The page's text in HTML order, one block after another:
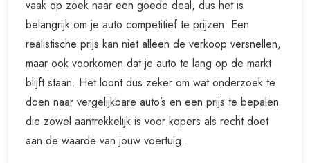
vaak op zoek naar een goede deal, dus het is
belangrijk om je auto competitief te prijzen. Een
realistische prijs kan niet alleen de verkoop versnellen,
maar ook voorkomen dat je auto te lang op de markt
blijft staan. Het loont dus zeker om wat onderzoek te
doen naar vergelijkbare auto’s en een prijs te bepalen
die zowel aantrekkelijk is voor kopers als recht doet
aan de waarde van jouw voertuig.